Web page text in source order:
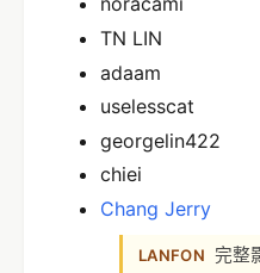
TN LIN
adaam
uselesscat
georgelin422
chiei
Chang Jerry
LANFON 完整